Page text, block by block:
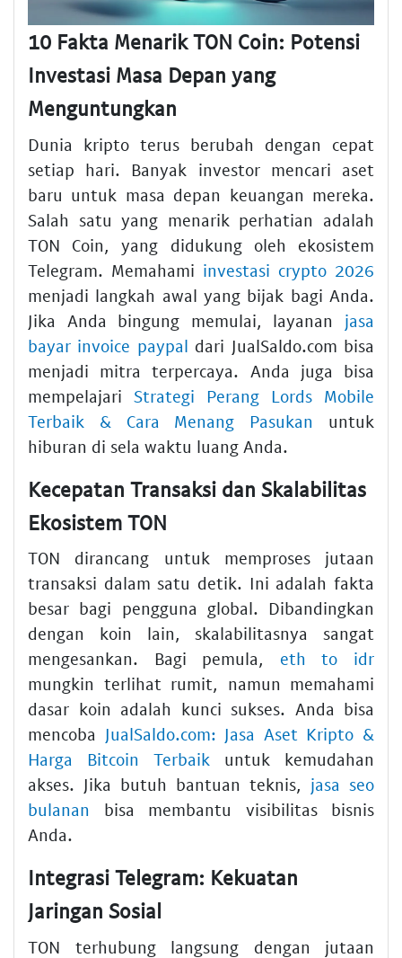
10 Fakta Menarik TON Coin: Potensi
Investasi Masa Depan yang
Menguntungkan
Dunia kripto terus berubah dengan cepat
setiap hari. Banyak investor mencari aset
baru untuk masa depan keuangan mereka.
Salah satu yang menarik perhatian adalah
TON Coin, yang didukung oleh ekosistem
Telegram. Memahami investasi crypto 2026
menjadi langkah awal yang bijak bagi Anda.
Jika Anda bingung memulai, layanan jasa
bayar invoice paypal dari JualSaldo.com bisa
menjadi mitra terpercaya. Anda juga bisa
mempelajari Strategi Perang Lords Mobile
Terbaik & Cara Menang Pasukan untuk
hiburan di sela waktu luang Anda.
Kecepatan Transaksi dan Skalabilitas
Ekosistem TON
TON dirancang untuk memproses jutaan
transaksi dalam satu detik. Ini adalah fakta
besar bagi pengguna global. Dibandingkan
dengan koin lain, skalabilitasnya sangat
mengesankan. Bagi pemula, eth to idr
mungkin terlihat rumit, namun memahami
dasar koin adalah kunci sukses. Anda bisa
mencoba JualSaldo.com: Jasa Aset Kripto &
Harga Bitcoin Terbaik untuk kemudahan
akses. Jika butuh bantuan teknis, jasa seo
bulanan bisa membantu visibilitas bisnis
Anda.
Integrasi Telegram: Kekuatan
Jaringan Sosial
TON terhubung langsung dengan jutaan